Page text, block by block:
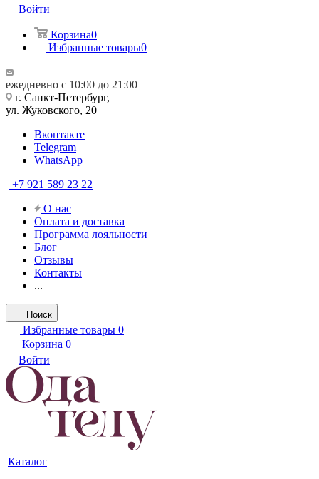
Войти
Корзина0
Избранные товары0
ежедневно с 10:00 до 21:00
г. Санкт-Петербург,
ул. Жуковского, 20
Вконтакте
Telegram
WhatsApp
+7 921 589 23 22
О нас
Оплата и доставка
Программа лояльности
Блог
Отзывы
Контакты
...
Поиск
Избранные товары 0
Корзина 0
Войти
Каталог